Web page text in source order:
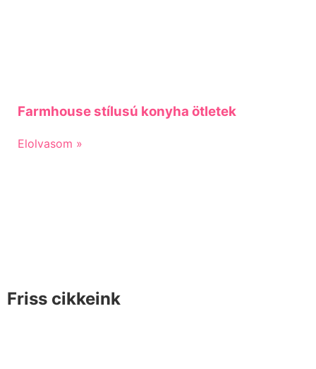
Farmhouse stílusú konyha ötletek
Elolvasom »
Friss cikkeink